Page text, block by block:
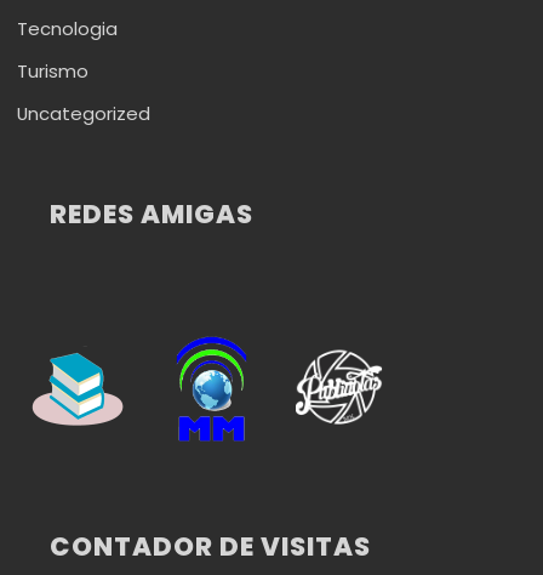
Tecnologia
Turismo
Uncategorized
REDES AMIGAS
CONTADOR DE VISITAS